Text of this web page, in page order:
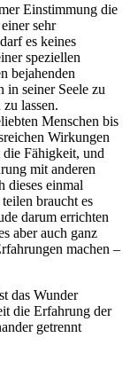
Einstimmung die
sehr
es keines
speziellen
bejahenden
in seiner Seele zu
lassen.
Menschen bis
Wirkungen
Fähigkeit, und
mit anderen
dieses einmal
braucht es
darum errichten
aber auch ganz
machen –
das Wunder
die Erfahrung der
getrennt